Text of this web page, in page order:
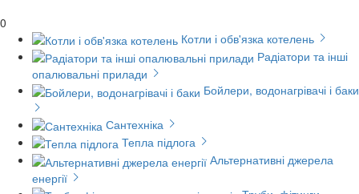
0
Котли і обв'язка котелень
Радіатори та інші
опалювальні прилади
Бойлери, водонагрівачі і баки
Сантехніка
Тепла підлога
Альтернативні джерела
енергії